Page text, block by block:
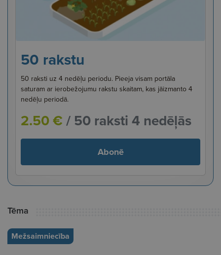
50 rakstu
50 raksti uz 4 nedēļu periodu. Pieeja visam portāla
saturam ar ierobežojumu rakstu skaitam, kas jāizmanto 4
nedēļu periodā.
2.50 €/ 50 raksti 4 nedēļās
Abonē
Tēma
Mežsaimniecība